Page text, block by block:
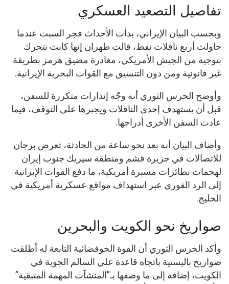
تفاصيل التصعيد العسكري
وبحسب البيان الإيراني، بدأت الأحداث فجر السبت عندما
حاولت أربع ناقلات نفط، قالت طهران إنها كانت تتحرك
بتوجيه من الجيش الأمريكي، مغادرة مضيق هرمز بطريقة
غير قانونية ومن دون التنسيق مع القوات البحرية الإيرانية.
وأوضح الحرس الثوري أنه وجّه إنذارات متكررة للسفن،
قبل أن يستهدف إحدى الناقلات ويجبرها على التوقف، فيما
عادت السفن الأخرى أدراجها.
وأضاف البيان أنه بعد نحو ساعة من الحادثة، تعرض برجان
للاتصالات في جزيرة قشم ومنطقة سيريك جنوب إيران
لهجمات بطائرات مسيرة أمريكية، ما دفع القوات الإيرانية
إلى الرد الفوري عبر استهداف مواقع عسكرية أمريكية في
الخليج.
صواريخ نحو الكويت والبحرين
وأكد الحرس الثوري أن القوة الجوفضائية التابعة له أطلقت
صواريخ باليستية باتجاه قاعدة علي السالم الجوية في
الكويت، إضافة إلى ما وصفها بـ”المنشآت المهمة المتبقية”